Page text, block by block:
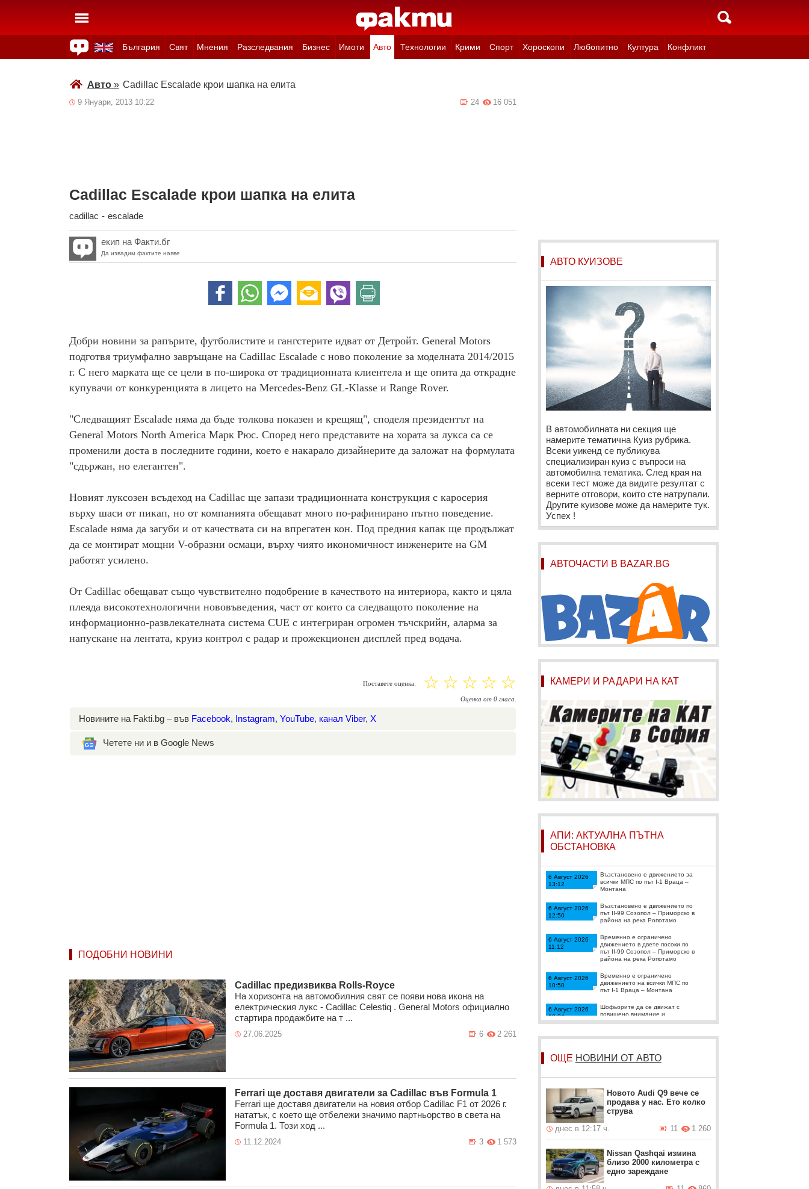
България Свят Мнения Разследвания Бизнес Имоти Авто Технологии Крими Спорт Хороскопи Любопитно Култура Конфликт
Авто» Cadillac Escalade крои шапка на елита
9 Януари, 2013 10:22 16 051
24
Cadillac Escalade крои шапка на елита
cadillac - escalade
екип на Факти.бг
Да извадим фактите наяве
Добри новини за рапърите, футболистите и гангстерите идват от Детройт. General Motors
подготвя триумфално завръщане на Cadillac Escalade с ново поколение за моделната 2014/2015
г. С него марката ще се цели в по-широка от традиционната клиентела и ще опита да открадне
купувачи от конкуренцията в лицето на Mercedes-Benz GL-Klasse и Range Rover.
"Следващият Escalade няма да бъде толкова показен и крещящ", споделя президентът на
General Motors North America Марк Рюс. Според него представите на хората за лукса са се
променили доста в последните години, което е накарало дизайнерите да заложат на формулата
"сдържан, но елегантен".
Новият луксозен всъдеход на Cadillac ще запази традиционната конструкция с каросерия
върху шаси от пикап, но от компанията обещават много по-рафинирано пътно поведение.
Escalade няма да загуби и от качествата си на впрегатен кон. Под предния капак ще продължат
да се монтират мощни V-образни осмаци, върху чиято икономичност инженерите на GM
работят усилено.
От Cadillac обещават също чувствително подобрение в качеството на интериора, както и цяла
плеяда високотехнологични нововъведения, част от които са следващото поколение на
информационно-развлекателната система CUE с интегриран огромен тъчскрийн, аларма за
напускане на лентата, круиз контрол с радар и прожекционен дисплей пред водача.
Поставете оценка: ☆
☆
☆
☆
☆
Оценка от 0гласа.
Новините на Fakti.bg – във Facebook, Instagram, YouTube, канал Viber, X
Четете ни и в Google News
ПОДОБНИ НОВИНИ
Cadillac предизвиква Rolls-Royce
На хоризонта на автомобилния свят се появи нова икона на
електрическия лукс - Cadillac Celestiq . General Motors официално
стартира продажбите на т ...
27.06.2025 2 261
6
Ferrari ще доставя двигатели за Cadillac във Formula 1
Ferrari ще доставя двигатели на новия отбор Cadillac F1 от 2026 г.
нататък, с което ще отбележи значимо партньорство в света на
Formula 1. Този ход ...
11.12.2024 1 573
3
АВТО КУИЗОВЕ
В автомобилната ни секция ще
намерите тематична Куиз рубрика.
Всеки уикенд се публикува
специализиран куиз с въпроси на
автомобилна тематика. След края на
всеки тест може да видите резултат с
верните отговори, които сте натрупали.
Другите куизове може да намерите тук.
Успех !
АВТОЧАСТИ В BAZAR.BG
КАМЕРИ И РАДАРИ НА КАТ
АПИ: АКТУАЛНА ПЪТНА
ОБСТАНОВКА
6 Август 2026
13:12
Възстановено е движението за
всички МПС по път I-1 Враца –
Монтана
6 Август 2026
12:50
Възстановено е движението по
път II-99 Созопол – Приморско в
района на река Ропотамо
6 Август 2026
11:12
Временно е ограничено
движението в двете посоки по
път II-99 Созопол – Приморско в
района на река Ропотамо
6 Август 2026
10:50
Временно е ограничено
движението на всички МПС по
път I-1 Враца – Монтана
6 Август 2026
10:34
Шофьорите да се движат с
повишено внимание и
съобразена скорост по АМ
тунел „Блатино“
6 Август 2026
09:34
км 62 на АМ „Тракия“ в посока
АМ Тракия при км 62 посока
5 Август 2026
23:50
Временно се ограничава
движението в една лента на АМ
Тракия при км 62 посока Пловдив
5 Август 2026
23:12
път III-1082 Кресна- Рибник
ОЩЕ НОВИНИ ОТ АВТО
Новото Audi Q9 вече се
продава у нас. Ето колко
струва
днес в 12:17 ч.
1 260
11
Nissan Qashqai измина
близо 2000 километра с
едно зареждане